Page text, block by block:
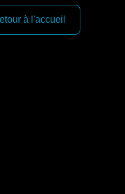
à l'accueil